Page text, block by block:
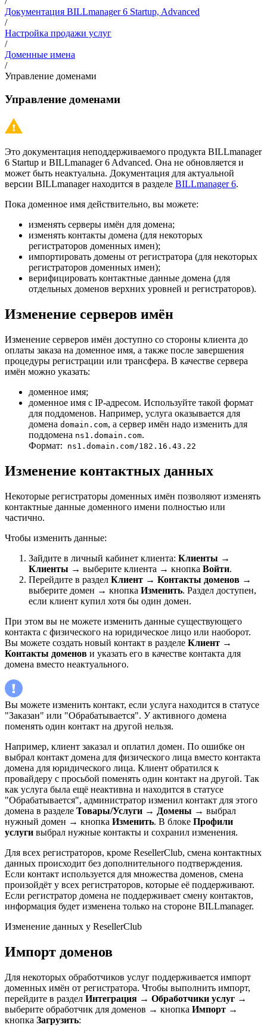
Документация BILLmanager 6 Startup, Advanced
/
Настройка продажи услуг
/
Доменные имена
/
Управление доменами
Управление доменами
Это документация неподдерживаемого продукта BILLmanager
6 Startup и BILLmanager 6 Advanced. Она не обновляется и
может быть неактуальна. Документация для актуальной
версии BILLmanager находится в разделе BILLmanager 6.
Пока доменное имя действительно, вы можете:
изменять серверы имён для домена;
изменять контакты домена (для некоторых
регистраторов доменных имен);
импортировать домены от регистратора (для некоторых
регистраторов доменных имен);
верифицировать контактные данные домена (для
отдельных доменов верхних уровней и регистраторов).
Изменение серверов имён
Изменение серверов имён доступно со стороны клиента до
оплаты заказа на доменное имя, а также после завершения
процедуры регистрации или трансфера. В качестве сервера
имён можно указать:
доменное имя;
доменное имя с IP-адресом. Используйте такой формат
для поддоменов. Например, услуга оказывается для
домена domain.com, а сервер имён надо изменить для
поддомена ns1.domain.com.
Формат: ns1.domain.com/182.16.43.22
Изменение контактных данных
Некоторые регистраторы доменных имён позволяют изменять
контактные данные доменного имени полностью или
частично.
Чтобы изменить данные:
Зайдите в личный кабинет клиента: Клиенты →
Клиенты → выберите клиента → кнопка Войти.
Перейдите в раздел Клиент → Контакты доменов →
выберите домен → кнопка Изменить. Раздел доступен,
если клиент купил хотя бы один домен.
При этом вы не можете изменить данные существующего
контакта с физического на юридическое лицо или наоборот.
Вы можете создать новый контакт в разделе Клиент →
Контакты доменов и указать его в качестве контакта для
домена вместо неактуального.
Вы можете изменить контакт, если услуга находится в статусе
"Заказан" или "Обрабатывается". У активного домена
поменять один контакт на другой нельзя.
Например, клиент заказал и оплатил домен. По ошибке он
выбрал контакт домена для физического лица вместо контакта
домена для юридического лица. Клиент обратился к
провайдеру с просьбой поменять один контакт на другой. Так
как услуга была ещё неактивна и находится в статусе
"Обрабатывается", администратор изменил контакт для этого
домена в разделе Товары/Услуги → Домены → выбрал
нужный домен → кнопка Изменить. В блоке Профили
услуги выбрал нужные контакты и сохранил изменения.
Для всех регистраторов, кроме ResellerClub, смена контактных
данных происходит без дополнительного подтверждения.
Если контакт используется для множества доменов, смена
произойдёт у всех регистраторов, которые её поддерживают.
Если регистратор домена не поддерживает смену контактов,
информация будет изменена только на стороне BILLmanager.
Изменение данных у ResellerClub
Импорт доменов
Для некоторых обработчиков услуг поддерживается импорт
доменных имён от регистратора. Чтобы выполнить импорт,
перейдите в раздел Интеграция → Обработчики услуг →
выберите обработчик для доменов → кнопка Импорт →
кнопка Загрузить: